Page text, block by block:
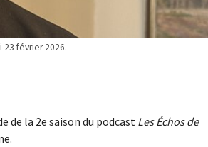
février 2026.
de la 2e saison du podcast Les Échos de